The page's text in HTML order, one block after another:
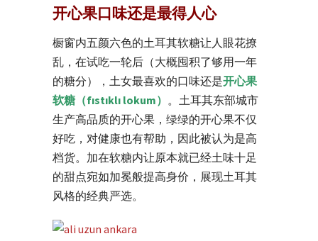
开心果口味还是最得人心
橱窗内五颜六色的土耳其软糖让人眼花撩
乱，在试吃一轮后（大概囤积了够用一年
的糖分），土女最喜欢的口味还是开心果
软糖（fıstıklı lokum） 。土耳其东部城市
生产高品质的开心果，绿绿的开心果不仅
好吃，对健康也有帮助，因此被认为是高
档货。加在软糖内让原本就已经土味十足
的甜点宛如加冕般提高身价，展现土耳其
风格的经典严选。